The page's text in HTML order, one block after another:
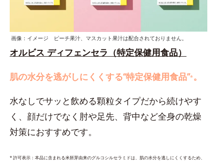
画像：イメージ ピーチ果汁、マスカット果汁は配合されておりません。
オルビス ディフェンセラ（特定保健用食品）
肌の水分を逃がしにくくする“特定保健用食品”*。
水なしでサッと飲める顆粒タイプだから続けやす
く、顔だけでなく肘や足先、背中など全身の乾燥
対策におすすめです。
* 許可表示：本品に含まれる米胚芽由来のグルコシルセラミドは、肌の水分を逃しにくくするため、